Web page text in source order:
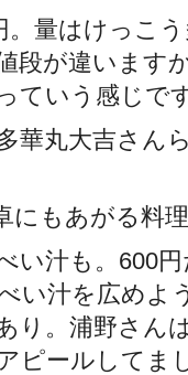
。量はけっこ
段が違います
ていう感じで
華丸大吉さん
にもあがる料
い汁も。600
い汁を広めよ
り。浦野さん
ピールしてま